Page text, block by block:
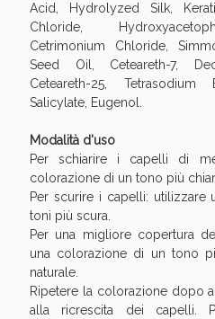
Acid, Hydrolyzed Silk,
Chloride,
Cetrimonium Chloride,
Seed Oil, Ceteareth-7,
Ceteareth-25, Tetrasodium
Salicylate, Eugenol.
Modalità d'uso
Per schiarire i capelli di
colorazione di un tono più
Per scurire i capelli: utilizzare
toni più scura.
Per una migliore copertura
una colorazione di un tono
naturale.
Ripetere la colorazione dopo
alla ricrescita dei capelli.
Benessere Intestinale: